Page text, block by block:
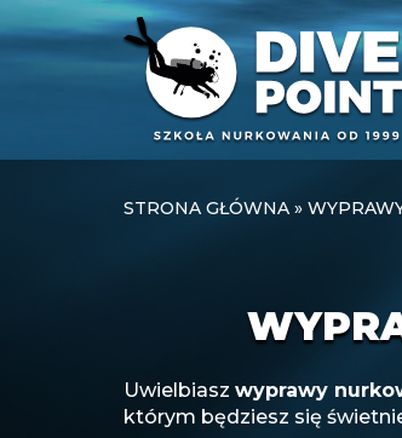
STRONA GŁÓWNA »
Uwielbiasz wyprawy
którym będziesz się